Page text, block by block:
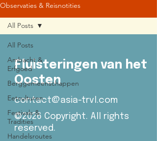
Observaties & Reisnotities
All Posts
Ambacht &
Erfgoed
Berggemeenschappen
Eetculturen
Festivals &
Tradities
Handelsroutes
All Posts
Fluisteringen van het
Oosten
contact@asia-trvl.com
©2026 Copyright. All rights
reserved.